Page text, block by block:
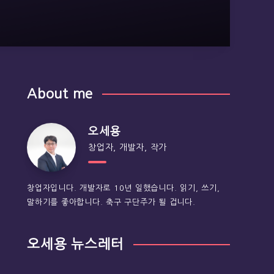
About me
오세용
창업자, 개발자, 작가
창업자입니다. 개발자로 10년 일했습니다. 읽기, 쓰기,
말하기를 좋아합니다. 축구 구단주가 될 겁니다.
오세용 뉴스레터